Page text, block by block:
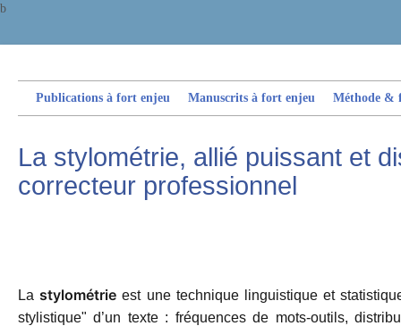
b
Publications à fort enjeu Manuscrits à fort enjeu Méthode &
La stylométrie, allié puissant et
correcteur professionnel
La stylométrie est une technique linguistique et
stylistique" d’un texte : fréquences de mots-outils,